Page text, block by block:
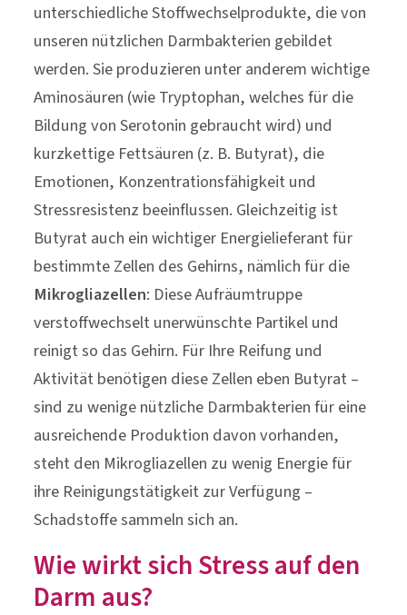
unterschiedliche Stoffwechselprodukte, die von
unseren nützlichen Darmbakterien gebildet
werden. Sie produzieren unter anderem wichtige
Aminosäuren (wie Tryptophan, welches für die
Bildung von Serotonin gebraucht wird) und
kurzkettige Fettsäuren (z. B. Butyrat), die
Emotionen, Konzentrationsfähigkeit und
Stressresistenz beeinflussen. Gleichzeitig ist
Butyrat auch ein wichtiger Energielieferant für
bestimmte Zellen des Gehirns, nämlich für die
Mikrogliazellen: Diese Aufräumtruppe
verstoffwechselt unerwünschte Partikel und
reinigt so das Gehirn. Für Ihre Reifung und
Aktivität benötigen diese Zellen eben Butyrat –
sind zu wenige nützliche Darmbakterien für eine
ausreichende Produktion davon vorhanden,
steht den Mikrogliazellen zu wenig Energie für
ihre Reinigungstätigkeit zur Verfügung –
Schadstoffe sammeln sich an.
Wie wirkt sich Stress auf den
Darm aus?